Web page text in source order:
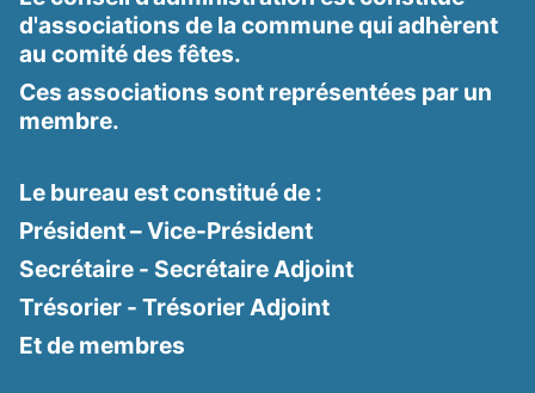
d'associations de la commune qui adhèrent
au comité des fêtes.
Ces associations sont représentées par un
membre.
Le bureau est constitué de :
Président – Vice-Président
Secrétaire - Secrétaire Adjoint
Trésorier - Trésorier Adjoint
Et de membres